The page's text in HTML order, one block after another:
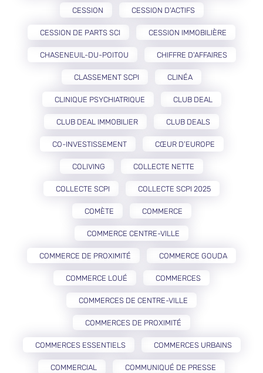
CESSION CESSION D’ACTIFS
CESSION DE PARTS SCI CESSION IMMOBILIÈRE
CHASENEUIL-DU-POITOU CHIFFRE D'AFFAIRES
CLASSEMENT SCPI CLINÉA
CLINIQUE PSYCHIATRIQUE CLUB DEAL
CLUB DEAL IMMOBILIER CLUB DEALS
CO-INVESTISSEMENT CŒUR D’EUROPE
COLIVING COLLECTE NETTE
COLLECTE SCPI COLLECTE SCPI 2025
COMÈTE COMMERCE
COMMERCE CENTRE-VILLE
COMMERCE DE PROXIMITÉ COMMERCE GOUDA
COMMERCE LOUÉ COMMERCES
COMMERCES DE CENTRE-VILLE
COMMERCES DE PROXIMITÉ
COMMERCES ESSENTIELS COMMERCES URBAINS
COMMERCIAL COMMUNIQUÉ DE PRESSE